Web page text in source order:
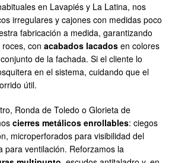
en Lavapiés y La Latina, nos
irregulares y cajones con medidas poco
fabricación a medida, garantizando
con acabados lacados en colores
de la fachada. Si el cliente lo
en el sistema, cuidando que el
útil.
Ronda de Toledo o Glorieta de
cierres metálicos enrollables: ciegos
microperforados para visibilidad del
para ventilación. Reforzamos la